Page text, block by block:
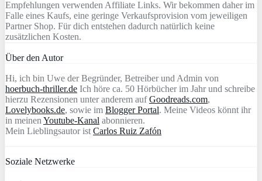
Empfehlungen verwenden Affiliate Links. Wir bekommen daher im
Falle eines Kaufs, eine geringe Verkaufsprovision vom jeweiligen
Partner Shop. Für dich entstehen dadurch natürlich keine
zusätzlichen Kosten.
Über den Autor
Hi, ich bin Uwe der Begründer, Betreiber und Admin von
hoerbuch-thriller.de Ich höre ca. 50 Hörbücher im Jahr und schreibe
hierzu Rezensionen unter anderem aufGoodreads.com,
Lovelybooks.de, sowie im Blogger Portal. Meine Videos könnt ihr
in meinen Youtube-Kanal abonnieren.
Mein Lieblingsautor ist Carlos Ruiz Zafón
Soziale Netzwerke